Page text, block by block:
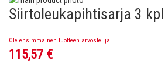
to
the
Skip
of
Siirtoleukapihtisarja 3 kpl
Ole ensimmäinen tuotteen arvostelija
115,57 €